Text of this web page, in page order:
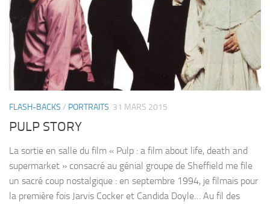
FLASH-BACKS / PORTRAITS 31 MARS 2015
PULP STORY
La sortie en salle du film « Pulp : a film about life, death and
supermarket » consacré au génial groupe de Sheffield me file
un sacré coup nostalgique : en septembre 1994, je filmais pour
la première fois Jarvis Cocker et Candida Doyle… Au fil des